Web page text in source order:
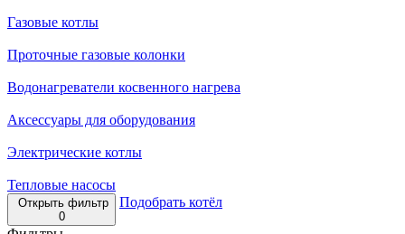
Газовые котлы
Проточные газовые колонки
Водонагреватели косвенного нагрева
Аксессуары для оборудования
Электрические котлы
Тепловые насосы
Открыть фильтр
0
Подобрать котёл